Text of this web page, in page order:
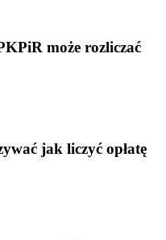
może rozliczać
jak liczyć opłatę